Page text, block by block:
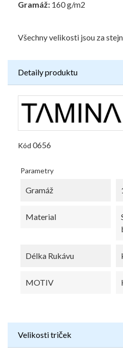
Gramáž: 160 g/m2
Všechny velikosti jsou za
Detaily produktu
Kód 0656
Parametry
Gramáž
Material
Délka Rukávu
MOTIV
Velikosti triček